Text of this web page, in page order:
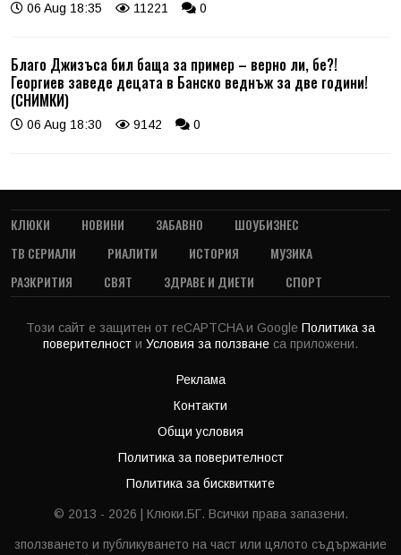
06 Aug 18:35 11221 0
Благо Джизъса бил баща за пример – верно ли, бе?!
Георгиев заведе децата в Банско веднъж за две години!
(СНИМКИ)
06 Aug 18:30 9142 0
КЛЮКИ НОВИНИ ЗАБАВНО
ШОУБИЗНЕС
ТВ СЕРИАЛИ
РИАЛИТИ ИСТОРИЯ
МУЗИКА
РАЗКРИТИЯ
СВЯТ ЗДРАВЕ И ДИЕТИ СПОРТ
Този сайт е защитен от reCAPTCHA и Google Политика за
поверителност и Условия за ползване са приложени.
Реклама
Контакти
Общи условия
Политика за поверителност
Политика за бисквитките
© 2013 - 2026 | Клюки.БГ. Всички права запазени.
зползването и публикуването на част или цялото съдържание